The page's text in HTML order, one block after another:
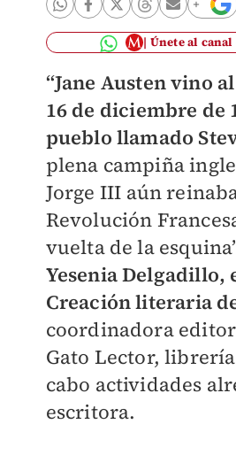
Únete al
“Jane Austen vino
16 de diciembre de
pueblo llamado
plena campiña
Jorge III aún
Revolución
vuelta de la
Yesenia Delgadillo,
Creación literaria
coordinadora
Gato Lector,
cabo actividades
escritora.